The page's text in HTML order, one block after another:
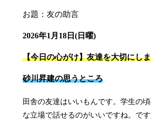
お題：友の助言
2026年1月18日(日曜)
【今日の心がけ】友達を大切にし
砂川昇建の思うところ
田舎の友達はいいもんです。学生の
な立場で話せるのがいいですね。で